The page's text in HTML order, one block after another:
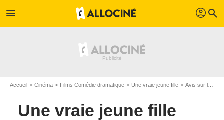
menu profil search
Accueil Cinéma Films Comédie dramatique Une vraie jeune fille Avis sur le film Une vraie jeune fille
Une vraie jeune fille